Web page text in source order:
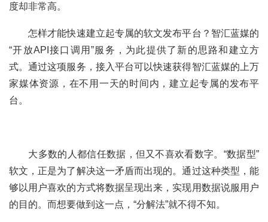
度却非常高。
	怎样才能快速建立起专属的软文发布平台？智汇蓝媒的
“开放API接口调用”服务，为此提供了新的思路和建立方
式。通过这项服务，接入平台可以快速获得智汇蓝媒的上万
家媒体资源，在不用一天的时间内，建立起专属的发布平
台。
软文，正是为了解决这一矛盾而出现的。通过这种类型，能
够以用户喜欢的方式将数据呈现出来，实现用数据说服用户
的目的。而想要做到这一点，“分解法”就不得不知。